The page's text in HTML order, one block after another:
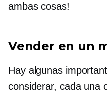
ambas cosas!
Vender en un
Hay algunas
considerar, cada una